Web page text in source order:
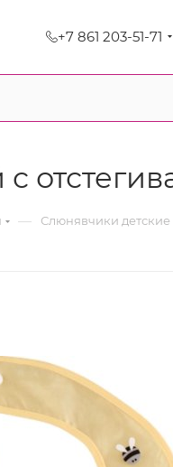
+7 861 203-51-71
— Слюнявчики детские